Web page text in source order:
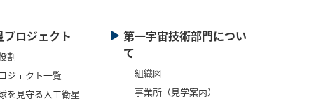
ロジェクト
割
ジェクト一覧
見守る人工衛星
第一宇宙技術部門につい
て
組織図
事業所（見学案内）